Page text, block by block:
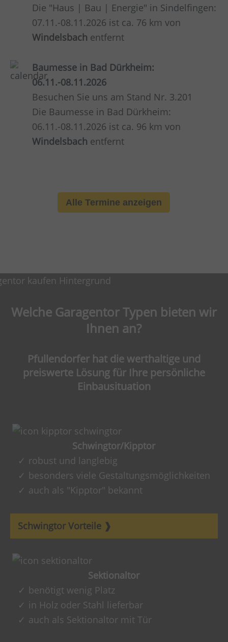
Die "Haus | Bau | Energie" in Sindelfingen:
07.11.-08.11.2026 ist ca. 76 km von
Windelsbach entfernt
Baumesse in Bad Dürkheim:
06.11.-08.11.2026
Besuchen Sie uns am Stand Nr. 3.201
Die Baumesse in Bad Dürkheim:
06.11.-08.11.2026 ist ca. 96 km von
Windelsbach entfernt
Alle Termine anzeigen
Welche Garagentor Typen bieten wir
Ihnen an?
Pfullendorfer hat die werthaltige und
preiswerte Lösung für Ihre persönliche
Einbausituation
Schwingtor/Kipptor
robust und langlebig
besonders viele Gestaltungsmöglichkeiten
auch als "Kipptor" bekannt
Schwingtor Vorteile
Sektionaltor
benötigt wenig Platz
in Holz oder Stahl lieferbar
auch als Sektionaltor mit Tür